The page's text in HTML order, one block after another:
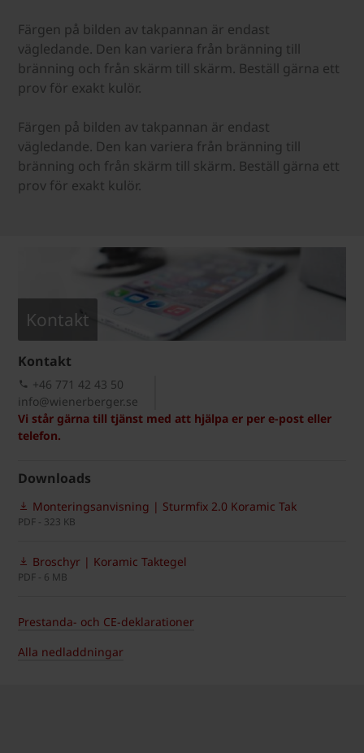
Färgen på bilden av takpannan är endast
vägledande. Den kan variera från bränning till
bränning och från skärm till skärm. Beställ gärna ett
prov för exakt kulör.
Färgen på bilden av takpannan är endast
vägledande. Den kan variera från bränning till
bränning och från skärm till skärm. Beställ gärna ett
prov för exakt kulör.
Kontakt
Kontakt
Vi står gärna till tjänst med att hjälpa er per e-post eller
telefon.
+46 771 42 43 50
info@wienerberger.se
Downloads
Monteringsanvisning | Sturmfix 2.0 Koramic Tak
PDF - 323 KB
Broschyr | Koramic Taktegel
PDF - 6 MB
Prestanda- och CE-deklarationer
Alla nedladdningar